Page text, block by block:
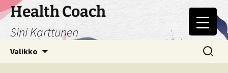
Siirry
sisältöön
Health Coach
Sini Karttunen
Valikko Haku: